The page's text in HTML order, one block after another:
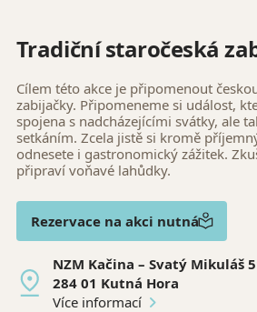
Tradiční staročeská
Cílem této akce je připomenout
zabijačky. Připomeneme si událost,
spojena s nadcházejícími svátky, ale
setkáním. Zcela jistě si kromě
odnesete i gastronomický zážitek.
připraví voňavé lahůdky.
Rezervace na akci nutná
NZM Kačina – Svatý Mikuláš
284 01 Kutná Hora
Více informací